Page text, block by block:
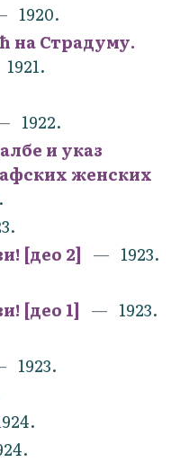
1920.
на Страдуму.
1921.
1922.
и указ
женских
[део 2]
1923.
[део 1]
1923.
1923.